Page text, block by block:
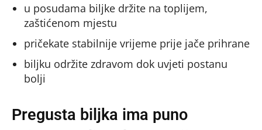
u posudama biljke držite na toplijem,
zaštićenom mjestu
pričekate stabilnije vrijeme prije jače prihrane
biljku održite zdravom dok uvjeti postanu
bolji
Pregusta biljka ima puno